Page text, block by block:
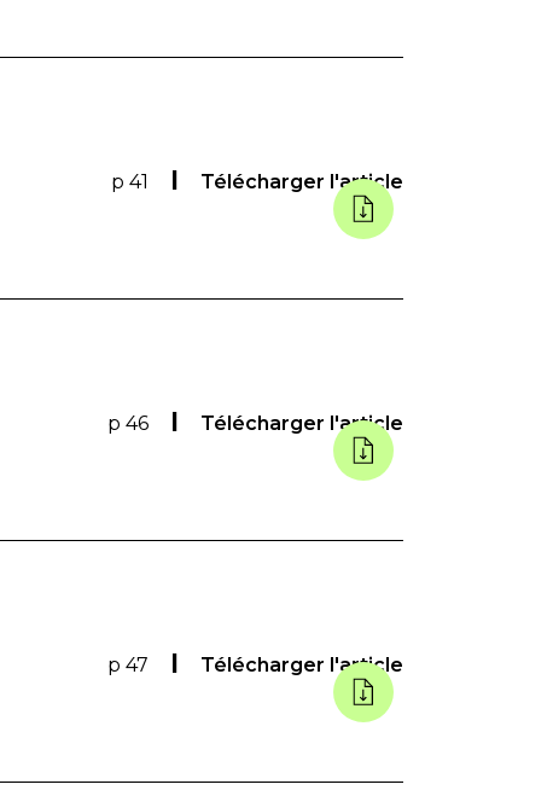
p 41 Télécharger l'article
p 46 Télécharger l'article
p 47 Télécharger l'article